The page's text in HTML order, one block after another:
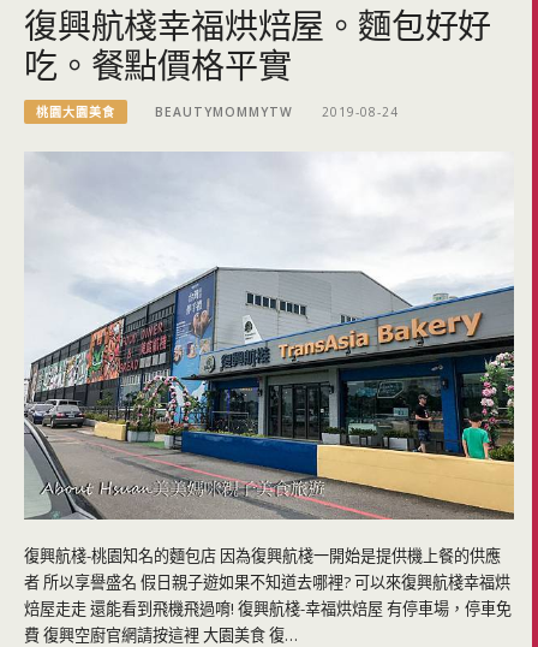
復興航棧幸福烘焙屋。麵包好好
吃。餐點價格平實
桃園大園美食 BEAUTYMOMMYTW 2019-08-24
復興航棧-桃園知名的麵包店 因為復興航棧一開始是提供機上餐的供應
者 所以享譽盛名 假日親子遊如果不知道去哪裡? 可以來復興航棧幸福烘
焙屋走走 還能看到飛機飛過唷! 復興航棧-幸福烘焙屋 有停車場，停車免
費 復興空廚官網請按這裡 大園美食 復…